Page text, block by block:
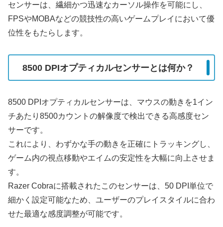
センサーは、繊細かつ迅速なカーソル操作を可能にし、
FPSやMOBAなどの競技性の高いゲームプレイにおいて優
位性をもたらします。
8500 DPIオプティカルセンサーとは何か？
8500 DPIオプティカルセンサーは、マウスの動きを1イン
チあたり8500カウントの解像度で検出できる高感度セン
サーです。
これにより、わずかな手の動きを正確にトラッキングし、
ゲーム内の視点移動やエイムの安定性を大幅に向上させま
す。
Razer Cobraに搭載されたこのセンサーは、50 DPI単位で
細かく設定可能なため、ユーザーのプレイスタイルに合わ
せた最適な感度調整が可能です。